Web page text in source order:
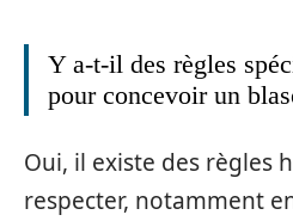
Y a-t-il des règles
pour concevoir un
Oui, il existe des règles
respecter, notamment